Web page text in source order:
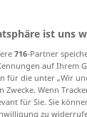
für
ist uns
716-Partner
auf Ihrem
für die unter „Wir
Zwecke. Wenn
für Sie. Sie
zu